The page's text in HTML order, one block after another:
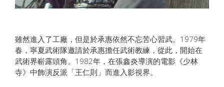
雖然進入了工廠，但是於承惠依然不忘苦心習武。1979年
春，寧夏武術隊邀請於承惠擔任武術教練，從此，開始在
武術界嶄露頭角。1982年，在張鑫炎導演的電影《少林
寺》中飾演反派「王仁則」而進入影視界。